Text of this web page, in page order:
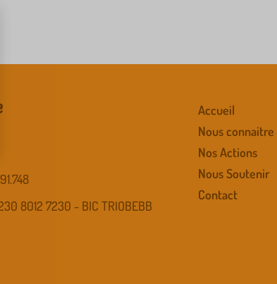
8012 7230 - BIC TRIOBEBB
Accueil
Nous connaitre
Nos Actions
Nous Soutenir
Contact